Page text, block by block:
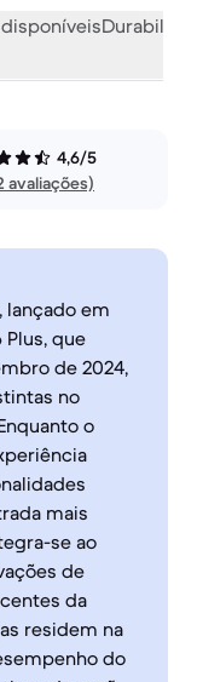
4,6/5
avaliações)
lançado em
Plus, que
de 2024,
no
o
mais
se ao
de
da
residem na
do